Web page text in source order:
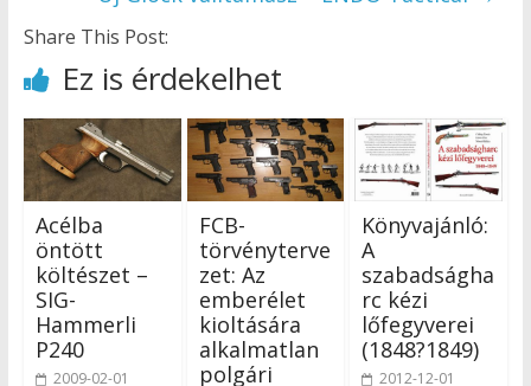
Share This Post:
Ez is érdekelhet
Acélba
öntött
költészet –
SIG-
Hammerli
P240
2009-02-01
FCB-
törvényterve
zet: Az
emberélet
kioltására
alkalmatlan
polgári
Könyvajánló:
A
szabadságha
rc kézi
lőfegyverei
(1848?1849)
2012-12-01